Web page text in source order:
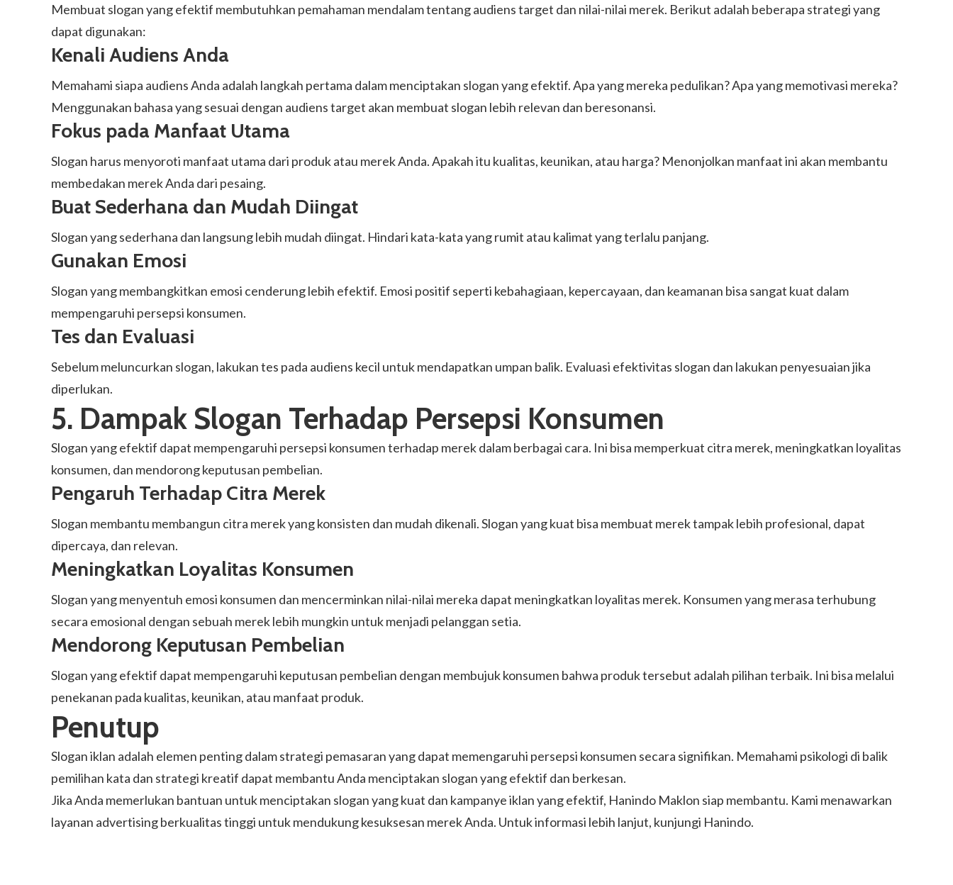
Membuat slogan yang efektif membutuhkan pemahaman mendalam tentang audiens target dan nilai-nilai merek. Berikut adalah beberapa strategi yang
dapat digunakan:
Kenali Audiens Anda
Memahami siapa audiens Anda adalah langkah pertama dalam menciptakan slogan yang efektif. Apa yang mereka pedulikan? Apa yang memotivasi mereka?
Menggunakan bahasa yang sesuai dengan audiens target akan membuat slogan lebih relevan dan beresonansi.
Fokus pada Manfaat Utama
Slogan harus menyoroti manfaat utama dari produk atau merek Anda. Apakah itu kualitas, keunikan, atau harga? Menonjolkan manfaat ini akan membantu
membedakan merek Anda dari pesaing.
Buat Sederhana dan Mudah Diingat
Slogan yang sederhana dan langsung lebih mudah diingat. Hindari kata-kata yang rumit atau kalimat yang terlalu panjang.
Gunakan Emosi
Slogan yang membangkitkan emosi cenderung lebih efektif. Emosi positif seperti kebahagiaan, kepercayaan, dan keamanan bisa sangat kuat dalam
mempengaruhi persepsi konsumen.
Tes dan Evaluasi
Sebelum meluncurkan slogan, lakukan tes pada audiens kecil untuk mendapatkan umpan balik. Evaluasi efektivitas slogan dan lakukan penyesuaian jika
diperlukan.
5. Dampak Slogan Terhadap Persepsi Konsumen
Slogan yang efektif dapat mempengaruhi persepsi konsumen terhadap merek dalam berbagai cara. Ini bisa memperkuat citra merek, meningkatkan loyalitas
konsumen, dan mendorong keputusan pembelian.
Pengaruh Terhadap Citra Merek
Slogan membantu membangun citra merek yang konsisten dan mudah dikenali. Slogan yang kuat bisa membuat merek tampak lebih profesional, dapat
dipercaya, dan relevan.
Meningkatkan Loyalitas Konsumen
Slogan yang menyentuh emosi konsumen dan mencerminkan nilai-nilai mereka dapat meningkatkan loyalitas merek. Konsumen yang merasa terhubung
secara emosional dengan sebuah merek lebih mungkin untuk menjadi pelanggan setia.
Mendorong Keputusan Pembelian
Slogan yang efektif dapat mempengaruhi keputusan pembelian dengan membujuk konsumen bahwa produk tersebut adalah pilihan terbaik. Ini bisa melalui
penekanan pada kualitas, keunikan, atau manfaat produk.
Penutup
Slogan iklan adalah elemen penting dalam strategi pemasaran yang dapat memengaruhi persepsi konsumen secara signifikan. Memahami psikologi di balik
pemilihan kata dan strategi kreatif dapat membantu Anda menciptakan slogan yang efektif dan berkesan.
Jika Anda memerlukan bantuan untuk menciptakan slogan yang kuat dan kampanye iklan yang efektif, Hanindo Maklon siap membantu. Kami menawarkan
layanan advertising berkualitas tinggi untuk mendukung kesuksesan merek Anda. Untuk informasi lebih lanjut, kunjungi Hanindo.